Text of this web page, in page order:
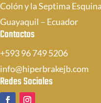
Colón y la Septima Esquina
Guayaquil – Ecuador
Contactos
+593 96 749 5206
info@hiperbrakejb.com
Redes Sociales